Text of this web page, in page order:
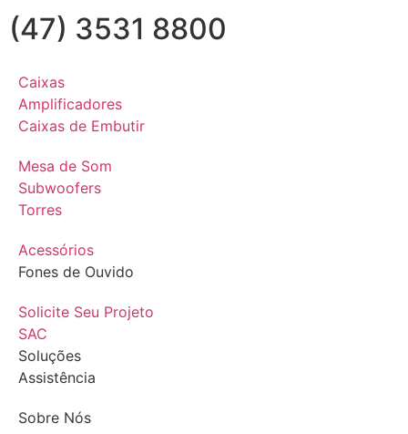
(47) 3531 8800
Caixas
Amplificadores
Caixas de Embutir
Mesa de Som
Subwoofers
Torres
Acessórios
Fones de Ouvido
Solicite Seu Projeto
SAC
Soluções
Assistência
Sobre Nós